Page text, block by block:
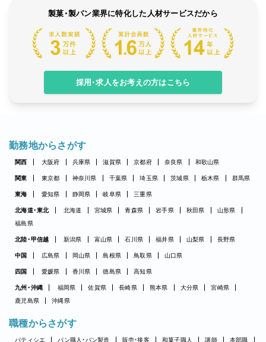
製菓・製パン業界に特化した人材サービスだから
採用・求人をお考えの方はこちら
勤務地からさがす
関西 大阪府 兵庫県 滋賀県 京都府 奈良県 和歌山県
関東 東京都 神奈川県 千葉県 埼玉県 茨城県 栃木県 群馬県
東海 愛知県 静岡県 岐阜県 三重県
北海道・東北 北海道 宮城県 青森県 岩手県 秋田県
山形県
福島県
北陸・甲信越 新潟県 富山県 石川県 福井県 山梨県 長野県
中国 広島県 岡山県 島根県 鳥取県 山口県
四国 愛媛県 香川県 徳島県 高知県
九州・沖縄 福岡県 佐賀県 長崎県 熊本県 大分県
宮崎県
鹿児島県
沖縄県
職種からさがす
パティシエ パン職人・パン製造 販売・接客 和菓子職人 講師
本部職